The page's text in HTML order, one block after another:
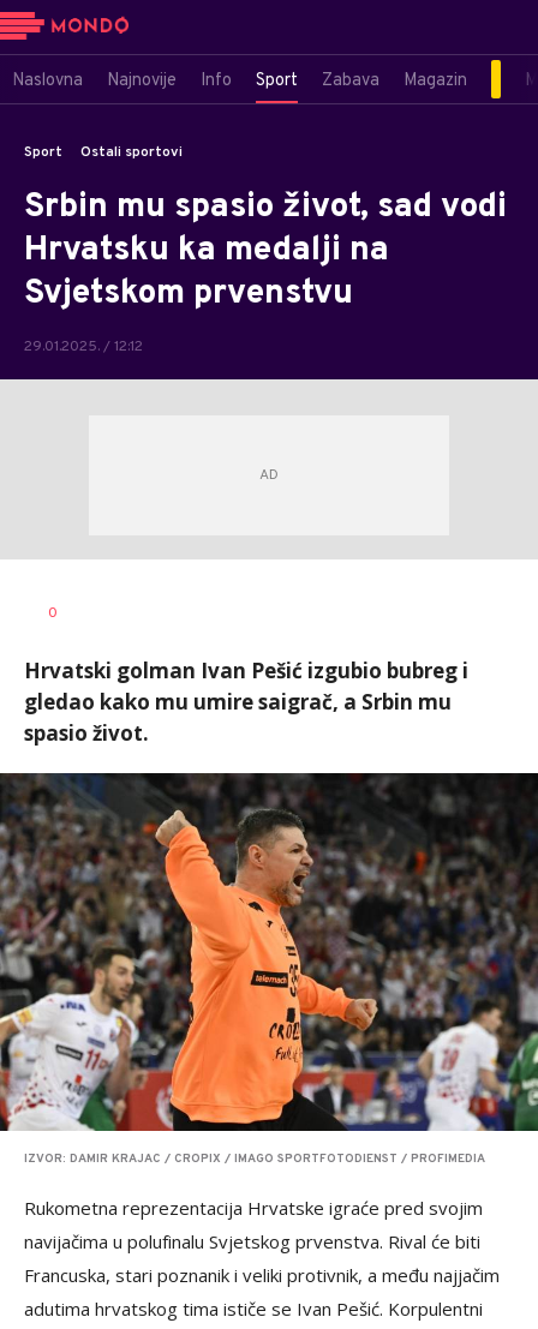
Naslovna Najnovije Info Sport Zabava Magazin
Sport Ostali sportovi
Srbin mu spasio život, sad vodi
Hrvatsku ka medalji na
Svjetskom prvenstvu
29.01.2025. / 12:12
0
Hrvatski golman Ivan Pešić izgubio bubreg i
gledao kako mu umire saigrač, a Srbin mu
spasio život.
IZVOR: DAMIR KRAJAC / CROPIX / IMAGO SPORTFOTODIENST / PROFIMEDIA
Rukometna reprezentacija Hrvatske igraće pred svojim
navijačima u polufinalu Svjetskog prvenstva. Rival će biti
Francuska, stari poznanik i veliki protivnik, a među najjačim
adutima hrvatskog tima ističe se Ivan Pešić. Korpulentni